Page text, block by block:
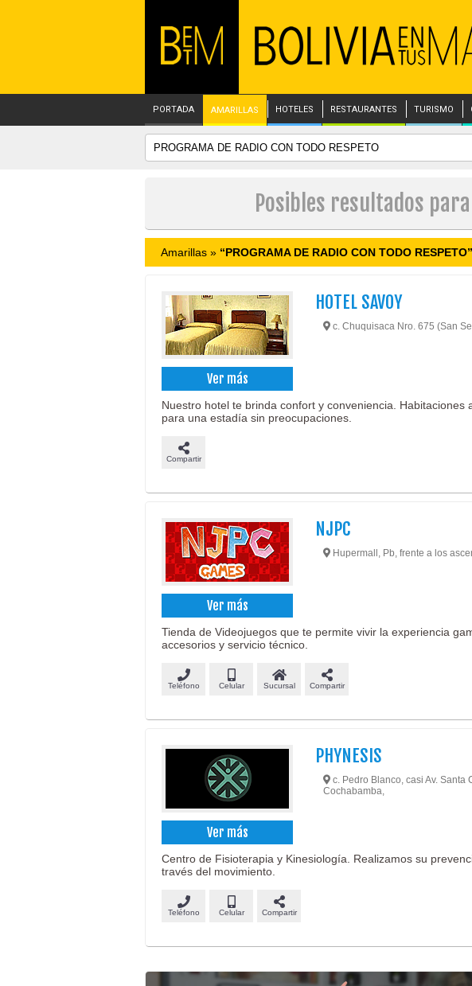
PORTADA AMARILLAS HOTELES RESTAURANTES TURISMO
Posibles resultados para
Amarillas » “PROGRAMA DE RADIO CON TODO RESPETO”
Ver más
HOTEL SAVOY
c. Chuquisaca Nro. 675 (San
Nuestro hotel te brinda confort y conveniencia. Habitaciones
para una estadía sin preocupaciones.
Compartir
Ver más
NJPC
Hupermall, Pb, frente a los
Tienda de Videojuegos que te permite vivir la experiencia
accesorios y servicio técnico.
Teléfono Celular Sucursal Compartir
Ver más
PHYNESIS
c. Pedro Blanco, casi Av. Santa
Cochabamba,
Centro de Fisioterapia y Kinesiología. Realizamos su
través del movimiento.
Teléfono Celular Compartir